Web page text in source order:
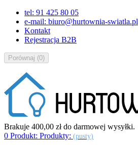
tel: 91 425 80 05
e-mail: biuro@hurtownia-swiatla.pl
Kontakt
Rejestracja B2B
Porównaj (0)
Brakuje 400,00 złdo darmowej wysyłki.
0 Produkt: Produkty: (pusty)